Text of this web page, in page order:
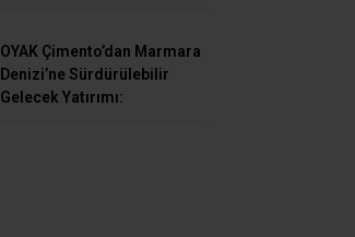
OYAK Çimento’dan Marmara
Denizi’ne Sürdürülebilir
Gelecek Yatırımı: